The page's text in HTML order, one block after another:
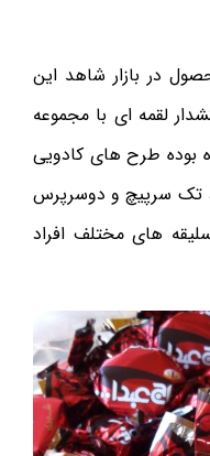
در بازار شاهد این
لقمه ای با مجموعه
بوده طرح های کادویی
تک سرپیچ و دوسرپرس
های مختلف افراد